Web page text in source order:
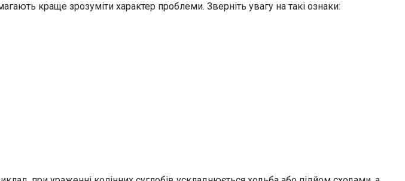
краще зрозуміти характер проблеми. Зверніть увагу на такі ознаки: